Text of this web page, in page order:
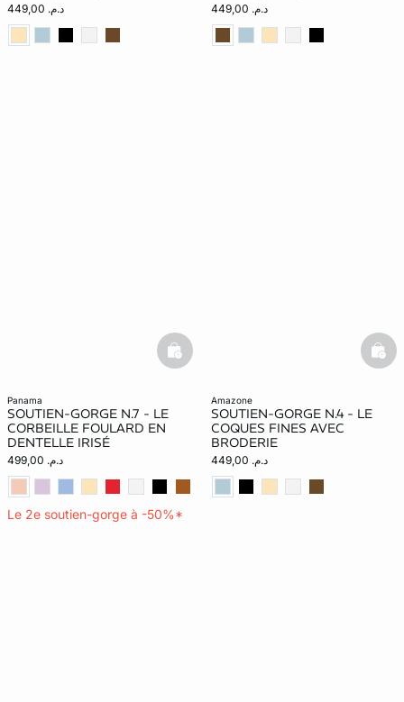
د.م. 449,00 د.م. 449,00
panama
SOUTIEN-GORGE N.7 - LE
CORBEILLE FOULARD EN
DENTELLE IRISÉ
د.م. 499,00
Le 2e soutien-gorge à -50%*
basketfull
amazone
SOUTIEN-GORGE N.4 - LE
COQUES FINES AVEC
BRODERIE
د.م. 449,00